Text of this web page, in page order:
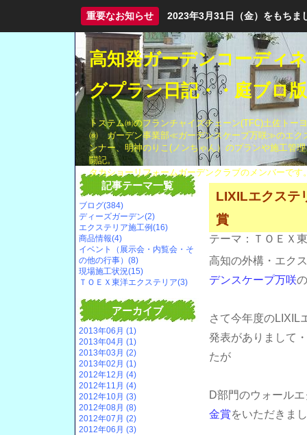
重要なお知らせ 2023年3月31日（金）をもちま
高知発ガーデンコーディ
グプラン日記・・庭ブロ版
トステム㈱のフランチャイズチェーン(TFC)土佐トー
㈱ ガーデン事業部≪ガーデンスケープ万咲≫のエク
ンナー、明神のりこ(ノンちゃん）のプランや施工管
闘記。
タカショーリフォームガーデンクラブのメンバーです
LIXILエクステ
賞
テーマ：
ＴＯＥＸ
高知の外構・エク
デンスケープ万咲
さて今年度のLIXIL
発表がありまして
たが
D部門のウォール
金賞をいただきま
記事テーマ一覧
ブログ(384)
ディーズガーデン(2)
エクステリア施工例(16)
商品情報(4)
イベント（展示会・内覧会・そ
の他の行事）(8)
現場施工状況(15)
ＴＯＥＸ東洋エクステリア(3)
アーカイブ
2013年06月 (1)
2013年04月 (1)
2013年03月 (2)
2013年02月 (1)
2012年12月 (4)
2012年11月 (4)
2012年10月 (3)
2012年08月 (8)
2012年07月 (2)
2012年06月 (3)